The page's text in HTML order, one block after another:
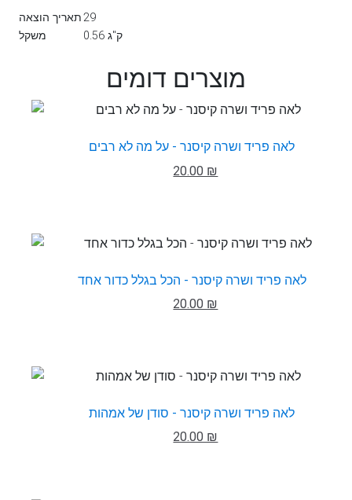
תאריך הוצאה29
משקל
0.56 ק"ג
מוצרים דומים
לאה פריד ושרה קיסנר - על מה לא רבים
20.00 ₪
לאה פריד ושרה קיסנר - הכל בגלל כדור אחד
20.00 ₪
לאה פריד ושרה קיסנר - סודן של אמהות
20.00 ₪